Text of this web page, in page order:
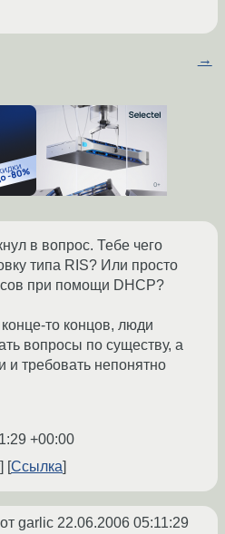
→
в вопрос. Тебе чего
типа RIS? Или просто
при помощи DHCP?
то концов, люди
вопросы по существу, а
и требовать непонятно
+00:00
Ссылка
от garlic 22.06.2006 05:11:29